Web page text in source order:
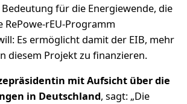
für die Energiewende, die
RePowe-rEU-Programm
Es ermöglicht damit der EIB, mehr
diesem Projekt zu finanzieren.
mit Aufsicht über die
in Deutschland, sagt: „Die